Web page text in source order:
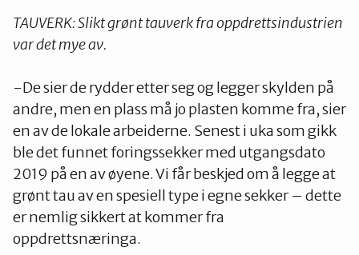
TAUVERK: Slikt grønt tauverk fra oppdrettsindustrien
var det mye av.
-De sier de rydder etter seg og legger skylden på
andre, men en plass må jo plasten komme fra, sier
en av de lokale arbeiderne. Senest i uka som gikk
ble det funnet foringssekker med utgangsdato
2019 på en av øyene. Vi får beskjed om å legge at
grønt tau av en spesiell type i egne sekker – dette
er nemlig sikkert at kommer fra
oppdrettsnæringa.